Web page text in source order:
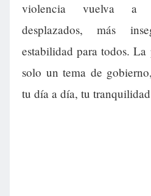
violencia vuelva a
desplazados, más
estabilidad para todos.
solo un tema de
tu día a día, tu